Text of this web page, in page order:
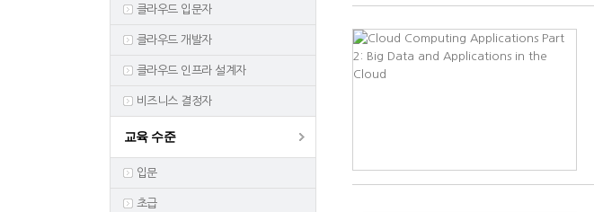
클라우드 입문자
클라우드 개발자
클라우드 인프라 설계자
비즈니스 결정자
교육 수준
입문
초급